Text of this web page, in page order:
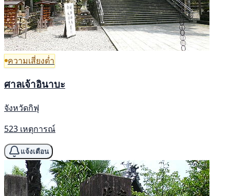
ความเสี่ยงต่ำ
ศาลเจ้าอินาบะ
จังหวัดกิฟุ
523 เหตุการณ์
แจ้งเตือน